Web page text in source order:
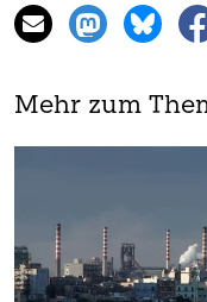
Mehr zum